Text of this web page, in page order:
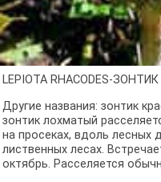
LEPIOTA RHACODES-
Другие названия: зонтик
зонтик лохматый
на просеках, вдоль лесных
лиственных лесах.
октябрь. Расселяется